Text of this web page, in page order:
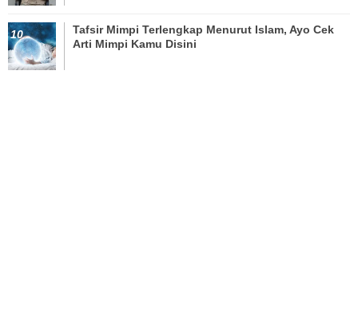
Tafsir Mimpi Terlengkap Menurut Islam, Ayo Cek
Arti Mimpi Kamu Disini